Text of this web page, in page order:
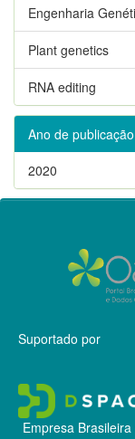
Engenharia
Plant genetics
RNA editing
Ano de publicação
2020
Suportado por
Empresa